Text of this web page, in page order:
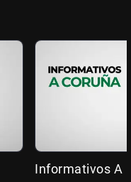
Informativos A